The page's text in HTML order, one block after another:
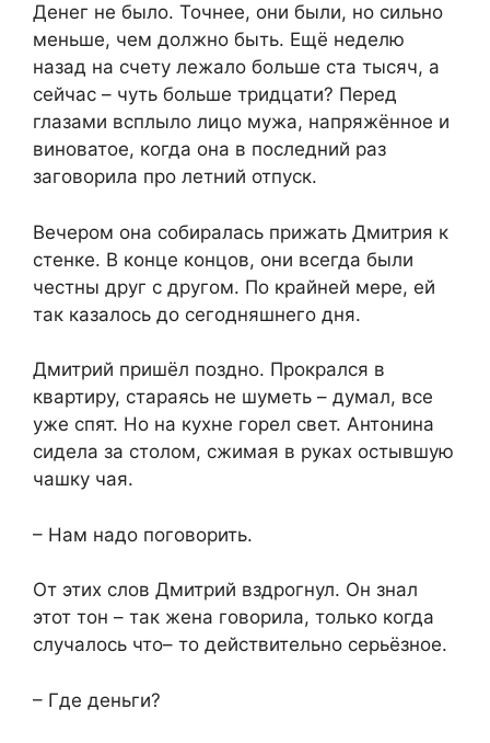
Денег не было. Точнее, они были, но сильно
меньше, чем должно быть. Ещё неделю
назад на счету лежало больше ста тысяч, а
сейчас – чуть больше тридцати? Перед
глазами всплыло лицо мужа, напряжённое и
виноватое, когда она в последний раз
заговорила про летний отпуск.
Вечером она собиралась прижать Дмитрия к
стенке. В конце концов, они всегда были
честны друг с другом. По крайней мере, ей
так казалось до сегодняшнего дня.
Дмитрий пришёл поздно. Прокрался в
квартиру, стараясь не шуметь – думал, все
уже спят. Но на кухне горел свет. Антонина
сидела за столом, сжимая в руках остывшую
чашку чая.
– Нам надо поговорить.
От этих слов Дмитрий вздрогнул. Он знал
этот тон – так жена говорила, только когда
случалось что– то действительно серьёзное.
– Где деньги?